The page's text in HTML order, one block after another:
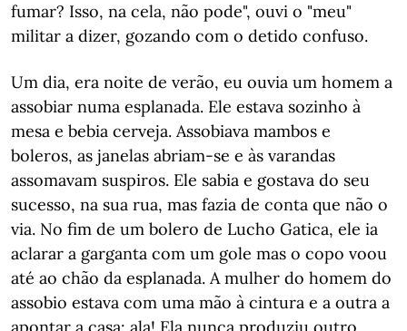
fumar? Isso, na cela, não pode", ouvi o "meu"
militar a dizer, gozando com o detido confuso.
Um dia, era noite de verão, eu ouvia um homem a
assobiar numa esplanada. Ele estava sozinho à
mesa e bebia cerveja. Assobiava mambos e
boleros, as janelas abriam-se e às varandas
assomavam suspiros. Ele sabia e gostava do seu
sucesso, na sua rua, mas fazia de conta que não o
via. No fim de um bolero de Lucho Gatica, ele ia
aclarar a garganta com um gole mas o copo voou
até ao chão da esplanada. A mulher do homem do
assobio estava com uma mão à cintura e a outra a